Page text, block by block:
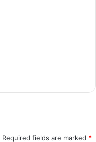
Required fields are marked *